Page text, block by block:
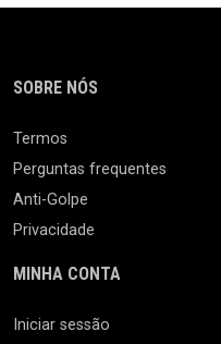
SOBRE NÓS
Termos
Perguntas frequentes
Anti-Golpe
Privacidade
MINHA CONTA
Iniciar sessão